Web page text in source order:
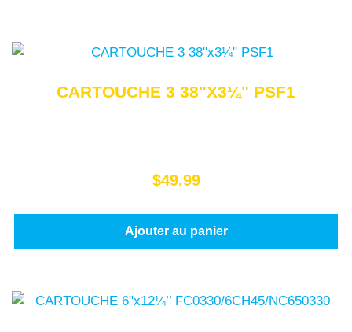
CARTOUCHE 3 38"X3¼" PSF1
$49.99
Ajouter au panier